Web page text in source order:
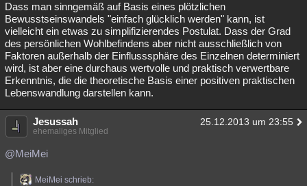
Dass man sinngemäß auf Basis eines plötzlichen
Bewusstseinswandels "einfach glücklich werden" kann, ist
vielleicht ein etwas zu simplifizierendes Postulat. Dass der Grad
des persönlichen Wohlbefindens aber nicht ausschließlich von
Faktoren außerhalb der Einflusssphäre des Einzelnen determiniert
wird, ist aber eine durchaus wertvolle und praktisch verwertbare
Erkenntnis, die die theoretische Basis einer positiven praktischen
Lebenswandlung darstellen kann.
Jesussah 25.12.2013 um 23:55
ehemaliges Mitglied
@MeiMei
MeiMei schrieb: